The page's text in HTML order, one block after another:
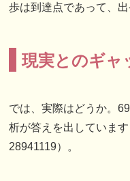
歩は到達点であって、
現実とのギャ
では、実際はどうか。
析が答えを出していま
28941119）。